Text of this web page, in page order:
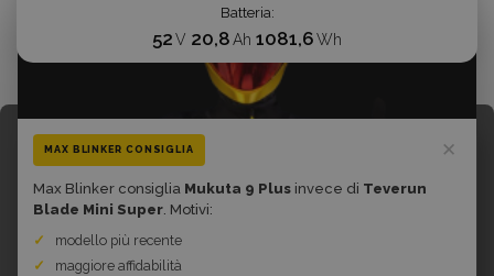
Batteria
52V 20,8Ah 1081,6Wh
Garanzia del miglior prezzo
Hai trovato un prezzo migliore?
Contattarci
MAX BLINKER CONSIGLIA ✕
Max Blinker consiglia Mukuta 9 Plus invece di Teverun
Blade Mini Super. Motivi:
modello più recente
maggiore affidabilità